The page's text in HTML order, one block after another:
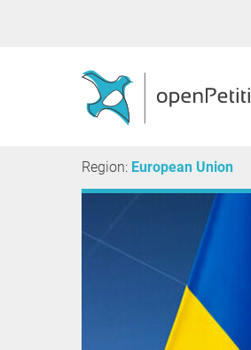
Region: European Union